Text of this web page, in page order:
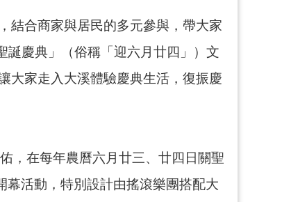
結合商家與居民的多元參與，帶大家
慶典」（俗稱「迎六月廿四」）文
大家走入大溪體驗慶典生活，復振慶
，在每年農曆六月廿三、廿四日關聖
活動，特別設計由搖滾樂團搭配大